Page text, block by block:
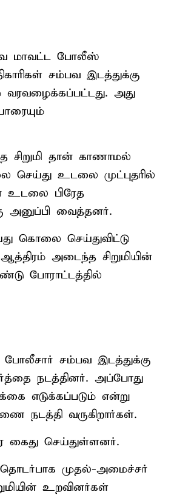
மாவட்ட போலீஸ்
சம்பவ இடத்துக்கு
வரவழைக்கப்பட்டது. அது
தான் காணாமல்
உடலை முட்புதரில்
உடலை பிரேத
அனுப்பி வைத்தனர்.
கொலை செய்துவிட்டு
அடைந்த சிறுமியின்
போராட்டத்தில்
போலீசார் சம்பவ இடத்துக்கு
நடத்தினர். அப்போது
எடுக்கப்படும் என்று
நடத்தி வருகிறார்கள்.
கைது செய்துள்ளனர்.
முதல்-அமைச்சர்
உறவினர்கள்